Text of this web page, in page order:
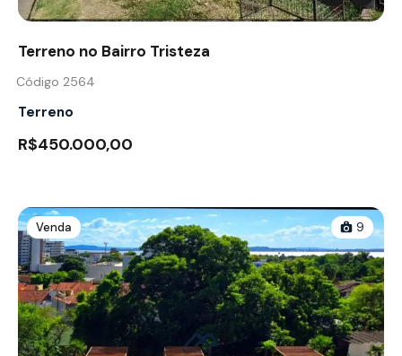
Terreno no Bairro Tristeza
Código 2564
Terreno
R$450.000,00
Venda 9